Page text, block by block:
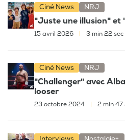
Ciné News NRJ
"Juste une illusion" et
15 avril 2026 3 min 22 sec
Ciné News NRJ
"Challenger" avec
looser
23 octobre 2024 2 min 47